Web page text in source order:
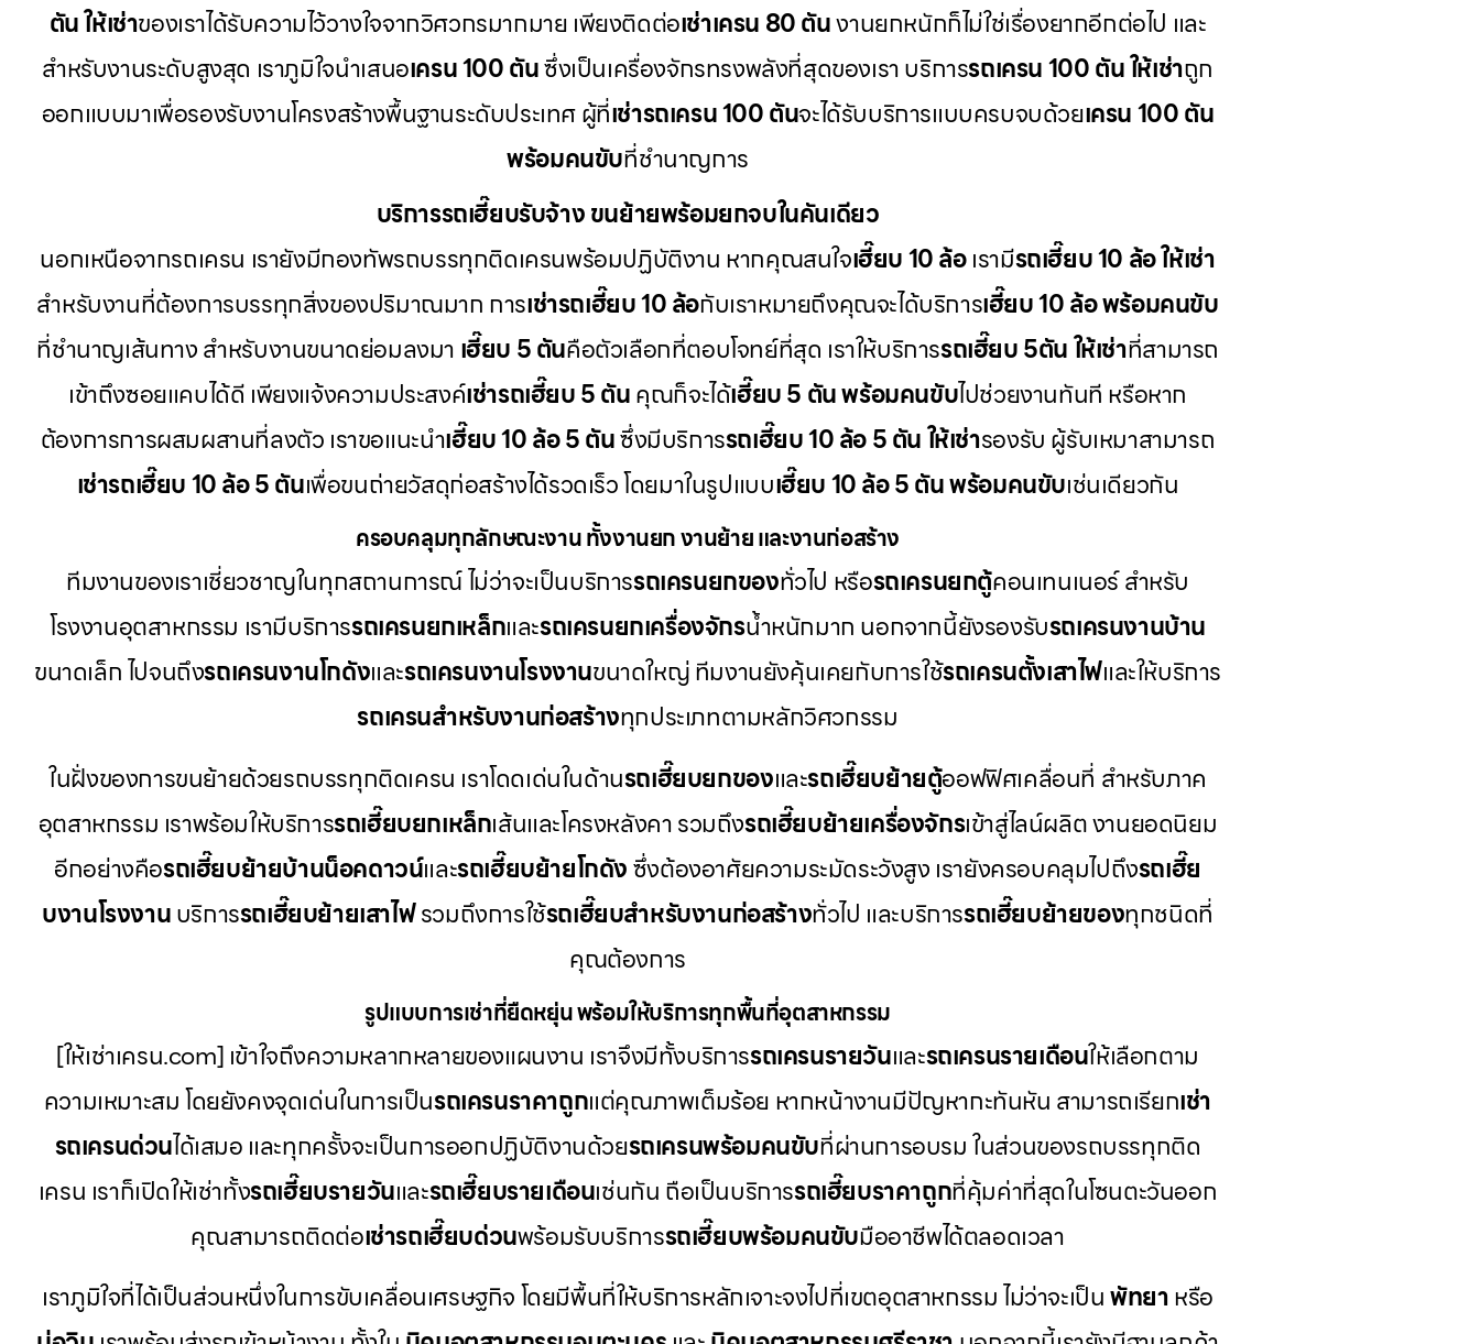
ตัน ให้เช่าของเราได้รับความไว้วางใจจากวิศวกรมากมาย เพียงติดต่อเช่าเครน 80 ตันงานยกหนักก็ไม่ใช่เรื่องยากอีกต่อไป และ
สำหรับงานระดับสูงสุด เราภูมิใจนำเสนอเครน 100 ตันซึ่งเป็นเครื่องจักรทรงพลังที่สุดของเรา บริการรถเครน 100 ตัน ให้เช่าถูก
ออกแบบมาเพื่อรองรับงานโครงสร้างพื้นฐานระดับประเทศ ผู้ที่เช่ารถเครน 100 ตันจะได้รับบริการแบบครบจบด้วยเครน 100 ตัน
พร้อมคนขับที่ชำนาญการ
บริการรถเฮี๊ยบรับจ้าง ขนย้ายพร้อมยกจบในคันเดียว
นอกเหนือจากรถเครน เรายังมีกองทัพรถบรรทุกติดเครนพร้อมปฏิบัติงาน หากคุณสนใจเฮี๊ยบ 10 ล้อเรามีรถเฮี๊ยบ 10 ล้อ ให้เช่า
สำหรับงานที่ต้องการบรรทุกสิ่งของปริมาณมาก การเช่ารถเฮี๊ยบ 10 ล้อกับเราหมายถึงคุณจะได้บริการเฮี๊ยบ 10 ล้อ พร้อมคนขับ
ที่ชำนาญเส้นทาง สำหรับงานขนาดย่อมลงมา เฮี๊ยบ 5 ตันคือตัวเลือกที่ตอบโจทย์ที่สุด เราให้บริการรถเฮี๊ยบ 5ตัน ให้เช่าที่สามารถ
เข้าถึงซอยแคบได้ดี เพียงแจ้งความประสงค์เช่ารถเฮี๊ยบ 5 ตันคุณก็จะได้เฮี๊ยบ 5 ตัน พร้อมคนขับไปช่วยงานทันที หรือหาก
ต้องการการผสมผสานที่ลงตัว เราขอแนะนำเฮี๊ยบ 10 ล้อ 5 ตันซึ่งมีบริการรถเฮี๊ยบ 10 ล้อ 5 ตัน ให้เช่ารองรับ ผู้รับเหมาสามารถ
เช่ารถเฮี๊ยบ 10 ล้อ 5 ตันเพื่อขนถ่ายวัสดุก่อสร้างได้รวดเร็ว โดยมาในรูปแบบเฮี๊ยบ 10 ล้อ 5 ตัน พร้อมคนขับเช่นเดียวกัน
ครอบคลุมทุกลักษณะงาน ทั้งงานยก งานย้าย และงานก่อสร้าง
ทีมงานของเราเชี่ยวชาญในทุกสถานการณ์ ไม่ว่าจะเป็นบริการรถเครนยกของทั่วไป หรือรถเครนยกตู้คอนเทนเนอร์ สำหรับ
โรงงานอุตสาหกรรม เรามีบริการรถเครนยกเหล็กและรถเครนยกเครื่องจักรน้ำหนักมาก นอกจากนี้ยังรองรับรถเครนงานบ้าน
ขนาดเล็ก ไปจนถึงรถเครนงานโกดังและรถเครนงานโรงงานขนาดใหญ่ ทีมงานยังคุ้นเคยกับการใช้รถเครนตั้งเสาไฟและให้บริการ
รถเครนสำหรับงานก่อสร้างทุกประเภทตามหลักวิศวกรรม
ในฝั่งของการขนย้ายด้วยรถบรรทุกติดเครน เราโดดเด่นในด้านรถเฮี๊ยบยกของและรถเฮี๊ยบย้ายตู้ออฟฟิศเคลื่อนที่ สำหรับภาค
อุตสาหกรรม เราพร้อมให้บริการรถเฮี๊ยบยกเหล็กเส้นและโครงหลังคา รวมถึงรถเฮี๊ยบย้ายเครื่องจักรเข้าสู่ไลน์ผลิต งานยอดนิยม
อีกอย่างคือรถเฮี๊ยบย้ายบ้านน็อคดาวน์และรถเฮี๊ยบย้ายโกดังซึ่งต้องอาศัยความระมัดระวังสูง เรายังครอบคลุมไปถึงรถเฮี๊ย
บงานโรงงานบริการรถเฮี๊ยบย้ายเสาไฟรวมถึงการใช้รถเฮี๊ยบสำหรับงานก่อสร้างทั่วไป และบริการรถเฮี๊ยบย้ายของทุกชนิดที่
คุณต้องการ
รูปแบบการเช่าที่ยืดหยุ่น พร้อมให้บริการทุกพื้นที่อุตสาหกรรม
[ให้เช่าเครน.com] เข้าใจถึงความหลากหลายของแผนงาน เราจึงมีทั้งบริการรถเครนรายวันและรถเครนรายเดือนให้เลือกตาม
ความเหมาะสม โดยยังคงจุดเด่นในการเป็นรถเครนราคาถูกแต่คุณภาพเต็มร้อย หากหน้างานมีปัญหากะทันหัน สามารถเรียกเช่า
รถเครนด่วนได้เสมอ และทุกครั้งจะเป็นการออกปฏิบัติงานด้วยรถเครนพร้อมคนขับที่ผ่านการอบรม ในส่วนของรถบรรทุกติด
เครน เราก็เปิดให้เช่าทั้งรถเฮี๊ยบรายวันและรถเฮี๊ยบรายเดือนเช่นกัน ถือเป็นบริการรถเฮี๊ยบราคาถูกที่คุ้มค่าที่สุดในโซนตะวันออก
คุณสามารถติดต่อเช่ารถเฮี๊ยบด่วนพร้อมรับบริการรถเฮี๊ยบพร้อมคนขับมืออาชีพได้ตลอดเวลา
เราภูมิใจที่ได้เป็นส่วนหนึ่งในการขับเคลื่อนเศรษฐกิจ โดยมีพื้นที่ให้บริการหลักเจาะจงไปที่เขตอุตสาหกรรม ไม่ว่าจะเป็นพัทยาหรือ